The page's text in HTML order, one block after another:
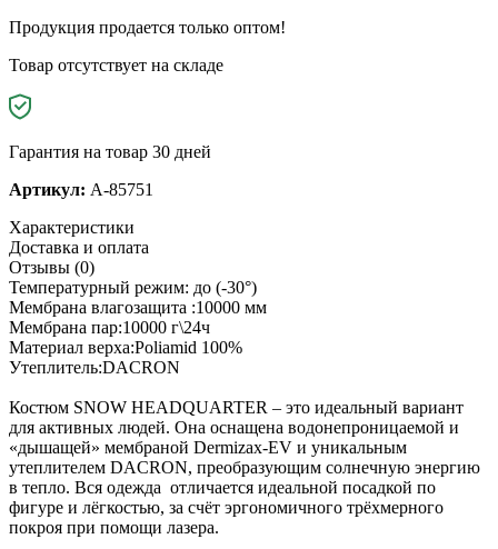
Продукция продается только оптом!
Товар отсутствует на складе
Гарантия на товар 30 дней
Артикул: A-85751
Характеристики
Доставка и оплата
Отзывы (0)
Температурный режим: до (-30°)
Мембрана влагозащита :10000 мм
Мембрана пар:10000 г\24ч
Материал верха:Poliamid 100%
Утеплитель:DACRON
Костюм SNOW HEADQUARTER – это идеальный вариант
для активных людей. Она оснащена водонепроницаемой и
«дышащей» мембраной Dermizax-EV и уникальным
утеплителем DACRON, преобразующим солнечную энергию
в тепло. Вся одежда отличается идеальной посадкой по
фигуре и лёгкостью, за счёт эргономичного трёхмерного
покроя при помощи лазера.